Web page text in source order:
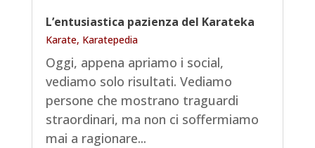
L’entusiastica pazienza del Karateka
Karate, Karatepedia
Oggi, appena apriamo i social,
vediamo solo risultati. Vediamo
persone che mostrano traguardi
straordinari, ma non ci soffermiamo
mai a ragionare...